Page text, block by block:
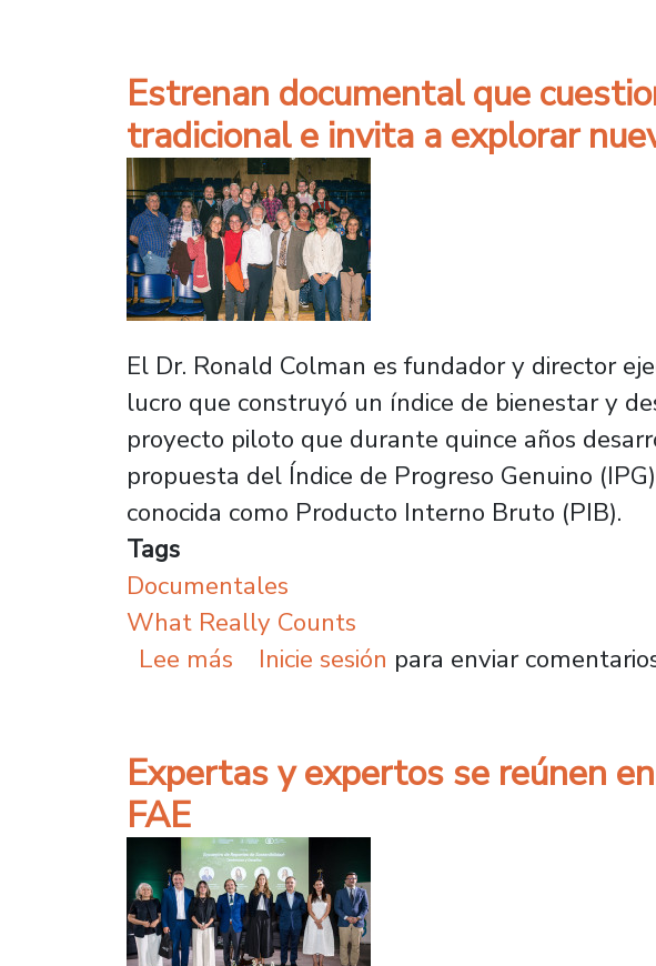
Estrenan documental que
tradicional e invita a explorar
El Dr. Ronald Colman es fundador y director
lucro que construyó un índice de bienestar y
proyecto piloto que durante quince años
propuesta del Índice de Progreso Genuino
conocida como Producto Interno Bruto (PIB).
Tags
Documentales
What Really Counts
Lee más sobre Estrenan documental que
Inicie sesión para enviar
Expertas y expertos se reúnen
FAE